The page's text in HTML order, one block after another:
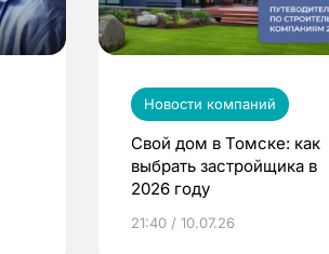
Новости компаний
Свой дом в Томске: как
выбрать застройщика в
2026 году
21:40 / 10.07.26